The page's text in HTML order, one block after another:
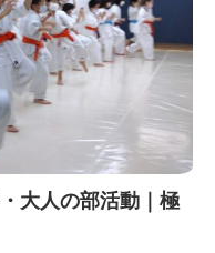
大人の部活動｜極